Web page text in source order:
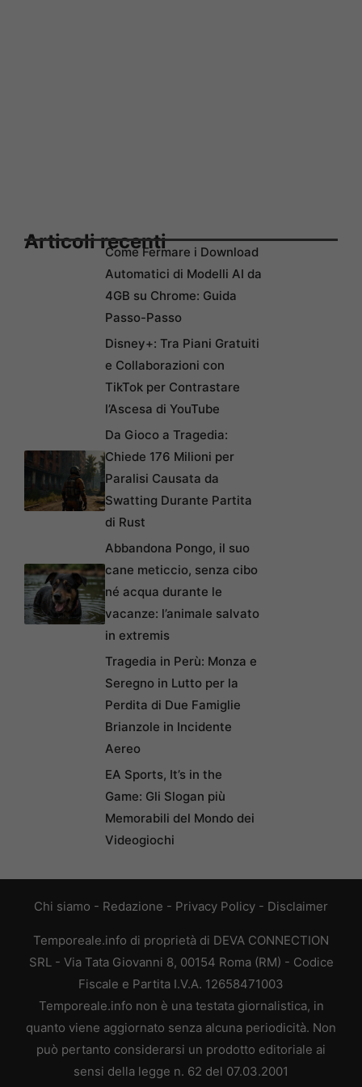
Articoli recentiCome Fermare i Download
Automatici di Modelli AI da
4GB su Chrome: Guida
Passo-Passo
Disney+: Tra Piani Gratuiti
e Collaborazioni con
TikTok per Contrastare
l’Ascesa di YouTube
Da Gioco a Tragedia:
Chiede 176 Milioni per
Paralisi Causata da
Swatting Durante Partita
di Rust
Abbandona Pongo, il suo
cane meticcio, senza cibo
né acqua durante le
vacanze: l’animale salvato
in extremis
Tragedia in Perù: Monza e
Seregno in Lutto per la
Perdita di Due Famiglie
Brianzole in Incidente
Aereo
EA Sports, It’s in the
Game: Gli Slogan più
Memorabili del Mondo dei
Videogiochi
Chi siamo - Redazione - Privacy Policy - Disclaimer
Temporeale.info di proprietà di DEVA CONNECTION
SRL - Via Tata Giovanni 8, 00154 Roma (RM) - Codice
Fiscale e Partita I.V.A. 12658471003
Temporeale.info non è una testata giornalistica, in
quanto viene aggiornato senza alcuna periodicità. Non
può pertanto considerarsi un prodotto editoriale ai
sensi della legge n. 62 del 07.03.2001